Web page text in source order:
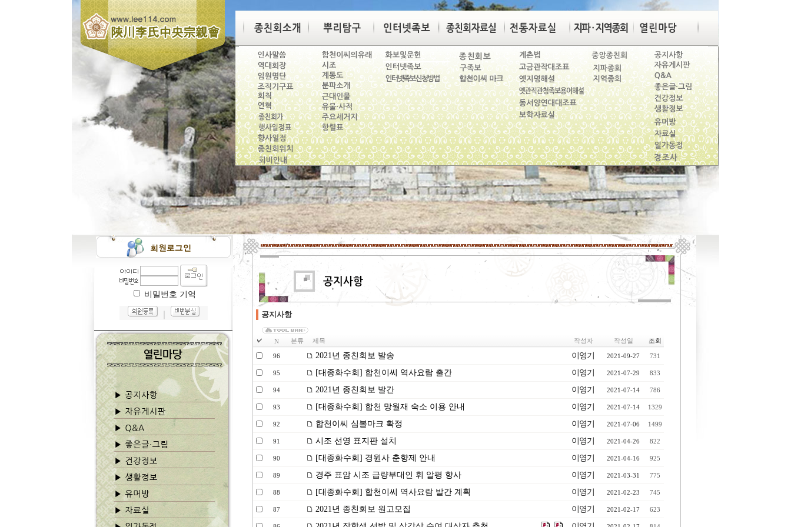
비밀번호 기억
공지사항
N 분류 제목 작성자 작성일 조회
96 2021년 종친회보 발송 이영기 2021-09-27 731
95 [대종화수회] 합천이씨 역사요람 출간 이영기 2021-07-29 833
94 2021년 종친회보 발간 이영기 2021-07-14 786
93 [대종화수회] 합천 망월재 숙소 이용 안내 이영기 2021-07-14 1329
92 합천이씨 심볼마크 확정 이영기 2021-07-06 1499
91 시조 선영 표지판 설치 이영기 2021-04-26 822
90 [대종화수회] 경원사 춘향제 안내 이영기 2021-04-16 925
89 경주 표암 시조 급량부대인 휘 알평 향사 이영기 2021-03-31 775
88 [대종화수회] 합천이씨 역사요람 발간 계획 이영기 2021-02-23 745
87 2021년 종친회보 원고모집 이영기 2021-02-17 623